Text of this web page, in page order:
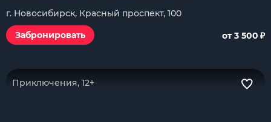
г. Новосибирск, Красный проспект, 100
Забронировать
от 3 500 ₽
Приключения, 12+